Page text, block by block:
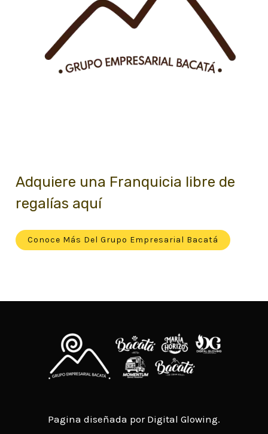
Adquiere una Franquicia libre de
regalías aquí
Conoce Más Del Grupo Empresarial Bacatá
Pagina diseñada por Digital Glowing.